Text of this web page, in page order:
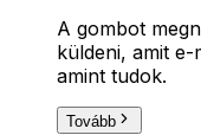
A gombot
küldeni, amit
amint tudok.
Tovább